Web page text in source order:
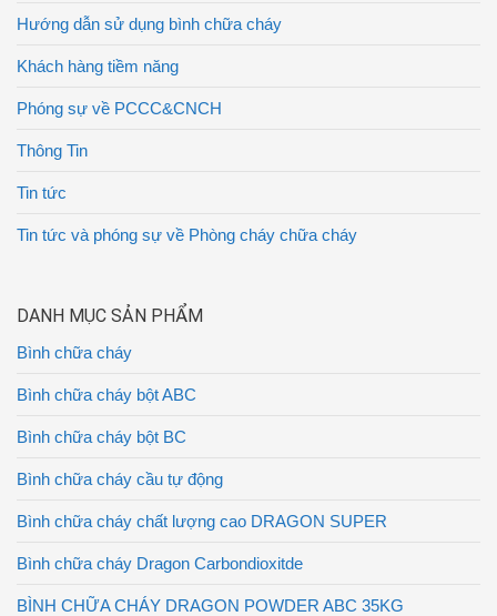
Hướng dẫn sử dụng bình chữa cháy
Khách hàng tiềm năng
Phóng sự về PCCC&CNCH
Thông Tin
Tin tức
Tin tức và phóng sự về Phòng cháy chữa cháy
DANH MỤC SẢN PHẨM
Bình chữa cháy
Bình chữa cháy bột ABC
Bình chữa cháy bột BC
Bình chữa cháy cầu tự động
Bình chữa cháy chất lượng cao DRAGON SUPER
Bình chữa cháy Dragon Carbondioxitde
BÌNH CHỮA CHÁY DRAGON POWDER ABC 35KG